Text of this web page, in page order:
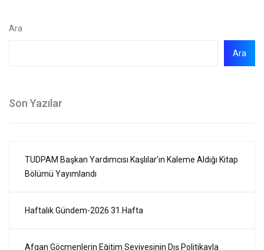
Ara
Ara
Son Yazılar
TUDPAM Başkan Yardımcısı Kaşlılar’ın Kaleme Aldığı Kitap
Bölümü Yayımlandı
Haftalık Gündem-2026 31.Hafta
Afgan Göçmenlerin Eğitim Seviyesinin Dış Politikayla